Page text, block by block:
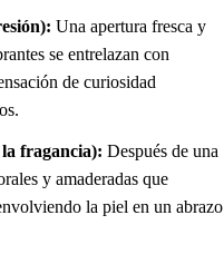
Una apertura fresca y
se entrelazan con
de curiosidad
fragancia): Después de una
y amaderadas que
la piel en un abrazo